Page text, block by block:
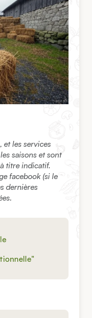
et les services
saisons et sont
titre indicatif.
facebook (si le
dernières